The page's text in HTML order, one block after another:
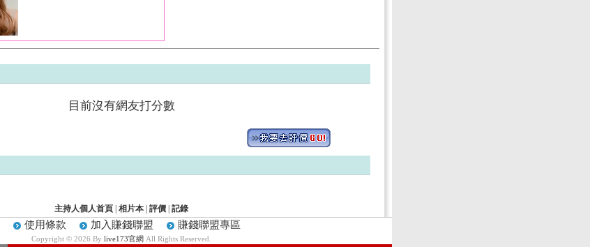
目前沒有網友打分數
主持人個人首頁 相片本 評價 記錄
使用條款 加入賺錢聯盟 賺錢聯盟專區
Copyright © 2026 By live173官網 All Rights Reserved.